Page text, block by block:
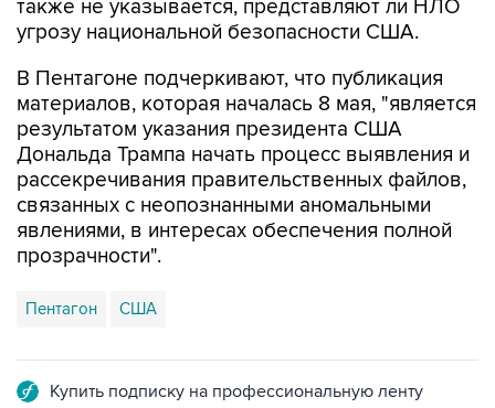
В Пентагоне подчеркивают, что публикация
результатом указания президента США
Дональда Трампа начать процесс выявления и
рассекречивания правительственных файлов,
связанных с неопознанными аномальными
явлениями, в интересах обеспечения полной
прозрачности".
Пентагон США
Подписаться на рассылку главных новостей сайта